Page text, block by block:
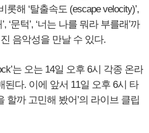
해 ‘탈출속도 (escape velocity)’,
‘문턱’, ‘너는 나를 뭐라 부를래’까
음악성을 만날 수 있다.
는 오는 14일 오후 6시 각종 온라
된다. 이에 앞서 11일 오후 6시 타
할까 고민해 봤어’의 라이브 클립